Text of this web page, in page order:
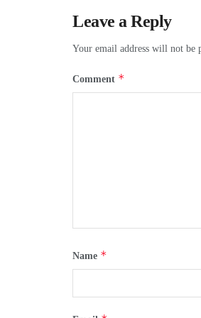
Leave a Reply
Your email address will not be
Comment *
Name *